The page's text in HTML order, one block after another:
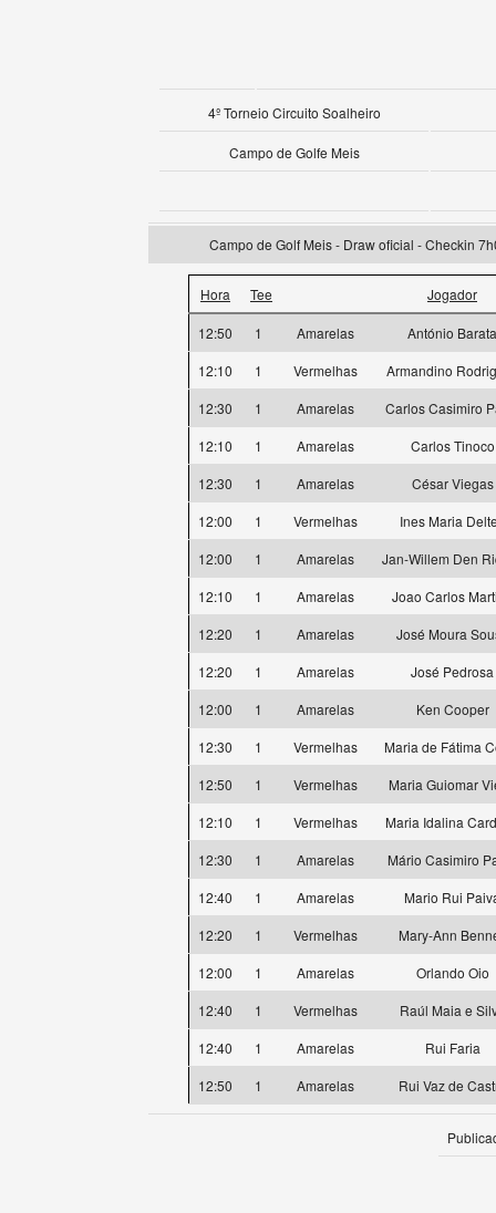
4º Torneio Circuito Soalheiro
Campo de Golfe Meis
Campo de Golf Meis - Draw oficial - Checkin
Hora Tee Jogador
12:50 1 Amarelas
António Barata
12:10
1 Vermelhas
Armandino
12:30
1 Amarelas
Carlos Casimiro
12:10
1 Amarelas
Carlos Tinoco
12:30
1 Amarelas
César Viegas
12:00
1 Vermelhas
Ines Maria
12:00
1 Amarelas
Jan-Willem Den
12:10
1 Amarelas
Joao Carlos
12:20
1 Amarelas
José Moura
12:20
1 Amarelas
José Pedrosa
12:00
1 Amarelas
Ken Cooper
12:30
1 Vermelhas
Maria de Fátima
12:50
1 Vermelhas
Maria Guiomar
12:10
1 Vermelhas
Maria Idalina
12:30
1 Amarelas
Mário Casimiro
12:40
1 Amarelas
Mario Rui
12:20
1 Vermelhas
Mary-Ann
12:00
1 Amarelas
Orlando Oio
12:40
1 Vermelhas
Raúl Maia e
12:40
1 Amarelas
Rui Faria
12:50
1 Amarelas Rui Vaz de